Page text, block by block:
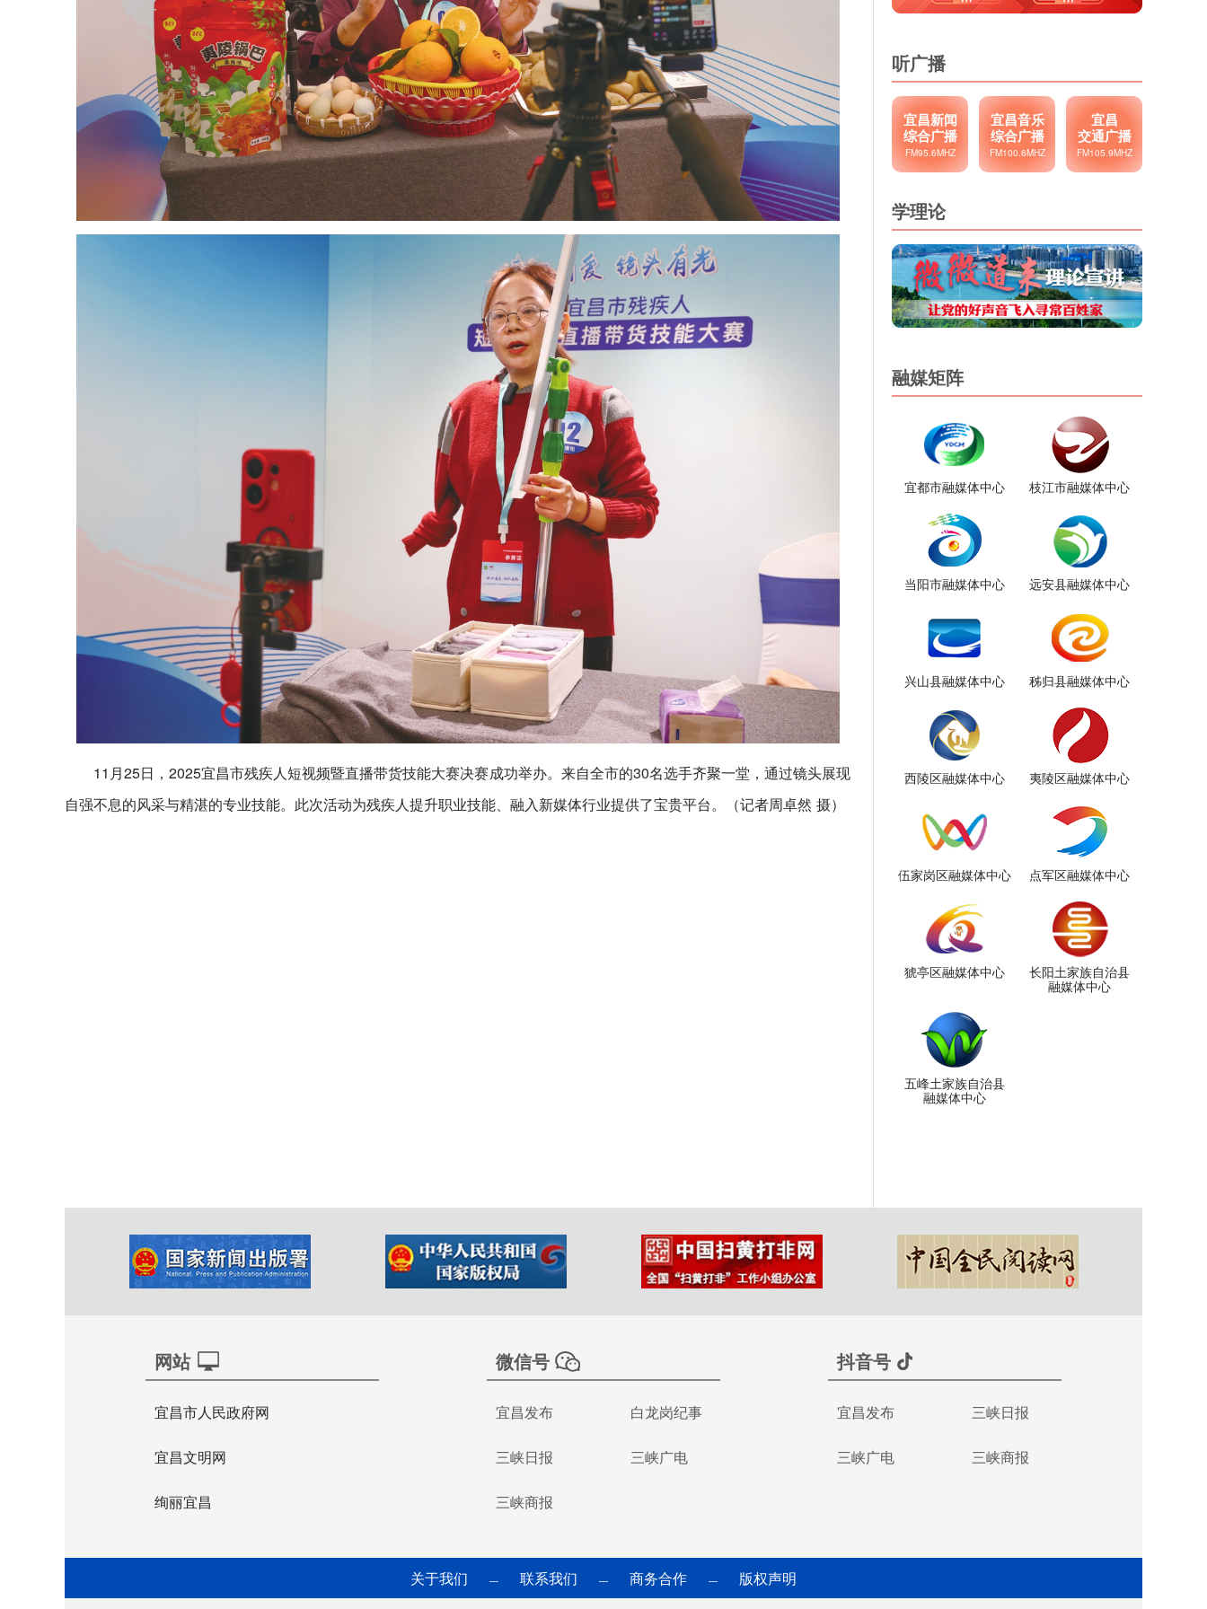
11月25日，2025宜昌市残疾人短视频暨直播带货技能大赛决赛成功举办。来自全市的30名选手齐聚一堂，通过镜头展现
自强不息的风采与精湛的专业技能。此次活动为残疾人提升职业技能、融入新媒体行业提供了宝贵平台。（记者周卓然 摄）
听广播
宜昌新闻
综合广播
FM95.6MHZ
宜昌音乐
综合广播
FM100.6MHZ
宜昌
交通广播
FM105.9MHZ
学理论
融媒矩阵
宜都市融媒体中心 枝江市融媒体中心
当阳市融媒体中心 远安县融媒体中心
兴山县融媒体中心 秭归县融媒体中心
西陵区融媒体中心 夷陵区融媒体中心
伍家岗区融媒体中心 点军区融媒体中心
猇亭区融媒体中心
长阳土家族自治县
融媒体中心
五峰土家族自治县
融媒体中心
网站
宜昌市人民政府网
宜昌文明网
绚丽宜昌
微信号
宜昌发布 白龙岗纪事
三峡日报 三峡广电
三峡商报
抖音号
宜昌发布 三峡日报
三峡广电 三峡商报
关于我们 — 联系我们 — 商务合作 — 版权声明